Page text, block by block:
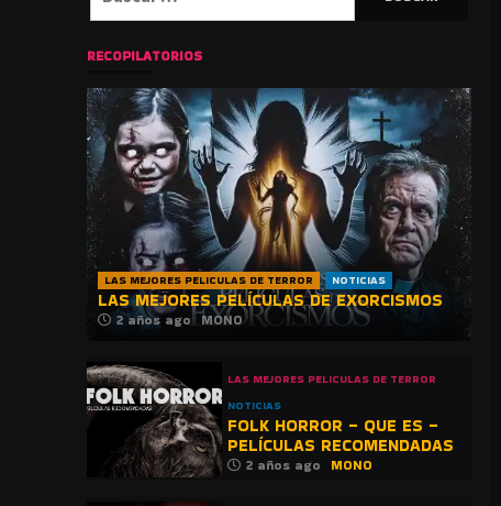
RECOPILATORIOS
LAS MEJORES PELICULAS DE TERROR NOTICIAS
LAS MEJORES PELÍCULAS DE EXORCISMOS
2 años ago MONO
LAS MEJORES PELICULAS DE TERROR
NOTICIAS
FOLK HORROR – QUE ES –
PELÍCULAS RECOMENDADAS
2 años ago MONO